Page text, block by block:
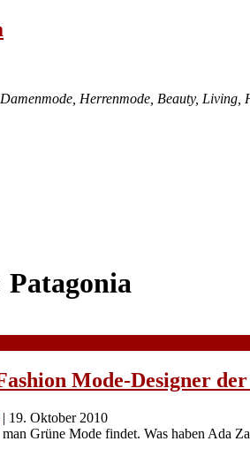
Herrenmode, Beauty, Living,
Patagonia
Mode-Designer
| 19. Oktober 2010
Grüne Mode findet. Was haben Ada